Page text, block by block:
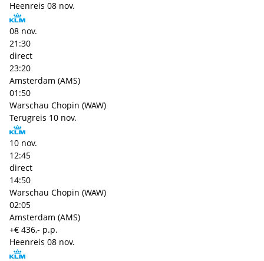
Heenreis 08 nov.
08 nov.
21:30
direct
23:20
Amsterdam (AMS)
01:50
Warschau Chopin (WAW)
Terugreis 10 nov.
10 nov.
12:45
direct
14:50
Warschau Chopin (WAW)
02:05
Amsterdam (AMS)
+€ 436,- p.p.
Heenreis 08 nov.